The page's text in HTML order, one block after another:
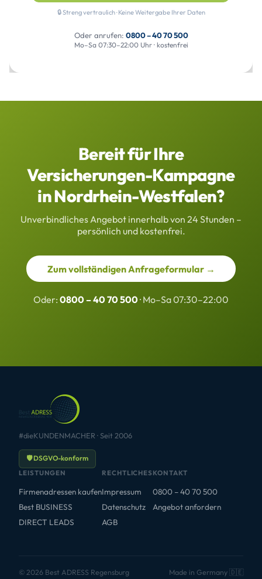
🔒 Streng vertraulich · Keine Weitergabe Ihrer Daten
Oder anrufen: 0800 – 40 70 500
Mo–Sa 07:30–22:00 Uhr · kostenfrei
Bereit für Ihre
Versicherungen-Kampagne
in Nordrhein-Westfalen?
Unverbindliches Angebot innerhalb von 24 Stunden –
persönlich und kostenfrei.
Zum vollständigen Anfrageformular →
Oder: 0800 – 40 70 500· Mo–Sa 07:30–22:00
#dieKUNDENMACHER · Seit 2006
🛡 DSGVO-konform
LEISTUNGEN
Firmenadressen kaufen
Best BUSINESS
DIRECT LEADS
RECHTLICHES
Impressum
Datenschutz
AGB
KONTAKT
0800 – 40 70 500
Angebot anfordern
© 2026 Best ADRESS Regensburg Made in Germany 🇩🇪